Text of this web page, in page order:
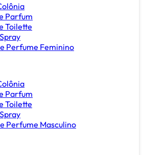
Parfum
Toilette
Perfume Feminino
Parfum
Toilette
Perfume Masculino